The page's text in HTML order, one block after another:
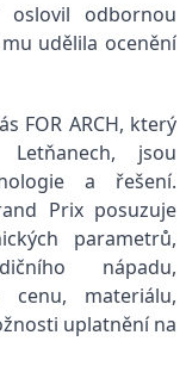
oslovil odbornou
udělila ocenění
FOR ARCH, který
jsou
a řešení.
Prix posuzuje
parametrů,
nápadu,
materiálu,
uplatnění na